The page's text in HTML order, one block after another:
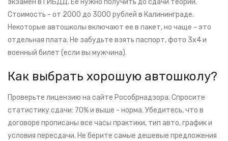
экзамен в ГИБДД. Ее нужно получить до сдачи теории.
Стоимость - от 2000 до 3000 рублей в Калининграде.
Некоторые автошколы включают ее в пакет, но чаще - это
отдельная плата. Не забудьте взять паспорт, фото 3х4 и
военный билет (если вы мужчина).
Как выбрать хорошую автошколу?
Проверьте лицензию на сайте Рособрнадзора. Спросите
статистику сдачи: 70% и выше - норма. Убедитесь, что в
договоре прописаны все часы практики, тип авто, график и
условия пересдачи. Не берите самые дешевые предложения